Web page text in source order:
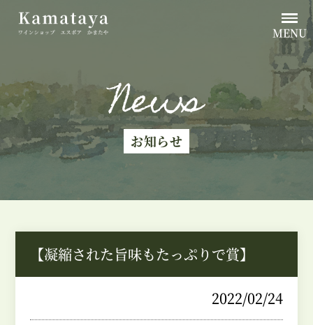
MENU
News
お知らせ
【凝縮された旨味もたっぷりで賞】
2022/02/24